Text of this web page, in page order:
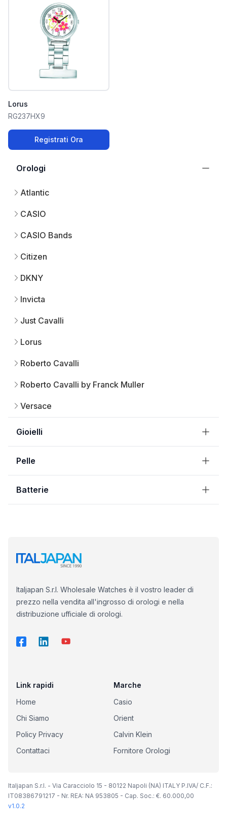
Orologi
Atlantic
CASIO
CASIO Bands
Citizen
DKNY
Invicta
Just Cavalli
Lorus
Roberto Cavalli
Roberto Cavalli by Franck Muller
Versace
Gioielli
Pelle
Batterie
Lorus
RG237HX9
Registrati Ora
Italjapan S.r.l. Wholesale Watches è il vostro leader di
prezzo nella vendita all'ingrosso di orologi e nella
distribuzione ufficiale di orologi.
Link rapidi
Home
Chi Siamo
Policy Privacy
Contattaci
Marche
Casio
Orient
Calvin Klein
Fornitore Orologi
Italjapan S.r.l. - Via Caracciolo 15 - 80122 Napoli (NA) ITALY P.IVA/ C.F.:
IT08386791217 - Nr. REA: NA 953805 - Cap. Soc.: €. 60.000,00
v1.0.2